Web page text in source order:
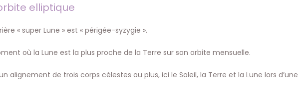
elliptique
« super Lune » est « périgée-syzygie ».
où la Lune est la plus proche de la Terre sur son orbite mensuelle.
alignement de trois corps célestes ou plus, ici le Soleil, la Terre et la Lune lors d’une